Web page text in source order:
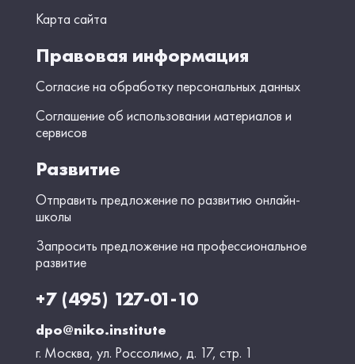
Карта сайта
Правовая информация
Согласие на обработку персональных данных
Соглашение об использовании материалов и
сервисов
Развитие
Отправить предложение по развитию онлайн-
школы
Запросить предложение на профессиональное
развитие
+7 (495) 127-01-10
dpo@niko.institute
г. Москва, ул. Россолимо, д. 17, стр. 1